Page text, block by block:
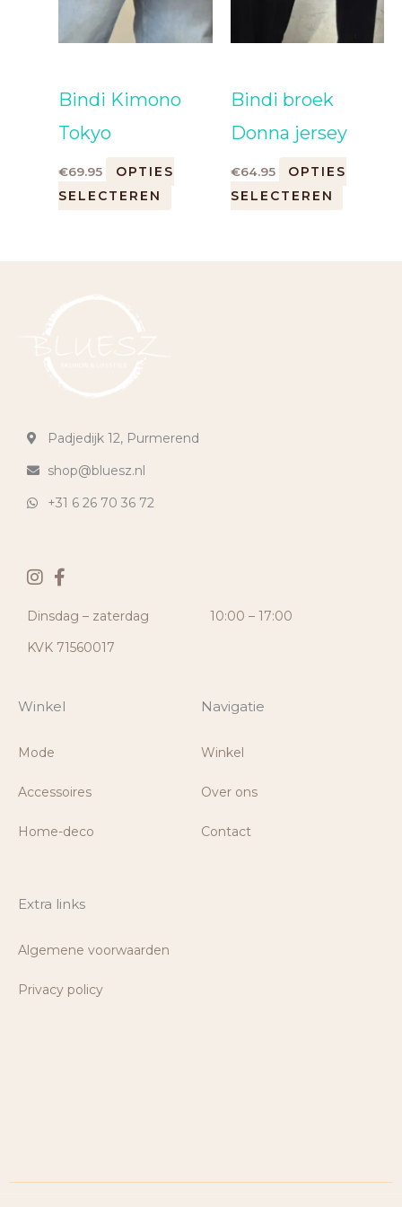
Bindi Kimono
Tokyo
€69.95
OPTIES
SELECTEREN
Bindi broek
Donna jersey
€64.95
OPTIES
SELECTEREN
Padjedijk 12, Purmerend
shop@bluesz.nl
+31 6 26 70 36 72
Dinsdag – zaterdag
10:00 – 17:00
KVK 71560017
Winkel
Mode
Accessoires
Home-deco
Navigatie
Winkel
Over ons
Contact
Extra links
Algemene voorwaarden
Privacy policy